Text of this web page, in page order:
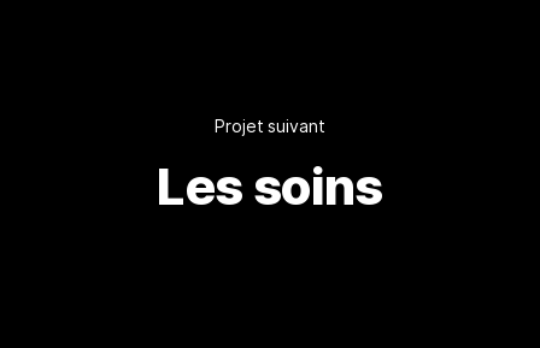
Projet suivant
Les soins